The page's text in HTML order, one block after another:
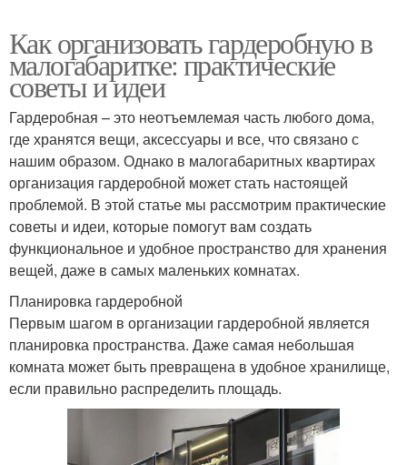
Как организовать гардеробную в
малогабаритке: практические
советы и идеи
Гардеробная – это неотъемлемая часть любого дома,
где хранятся вещи, аксессуары и все, что связано с
нашим образом. Однако в малогабаритных квартирах
организация гардеробной может стать настоящей
проблемой. В этой статье мы рассмотрим практические
советы и идеи, которые помогут вам создать
функциональное и удобное пространство для хранения
вещей, даже в самых маленьких комнатах.
Планировка гардеробной
Первым шагом в организации гардеробной является
планировка пространства. Даже самая небольшая
комната может быть превращена в удобное хранилище,
если правильно распределить площадь.